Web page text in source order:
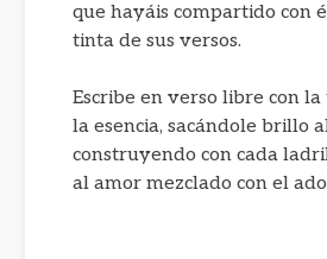
que hayáis compartido con
tinta de sus versos.
Escribe en verso libre con
la esencia, sacándole brillo
construyendo con cada
al amor mezclado con el